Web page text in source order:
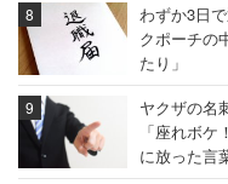
川岸：今導入頂いてい
わずか3日
クポーチの
たり」
ヤクザの名
「座れボ
に放った言